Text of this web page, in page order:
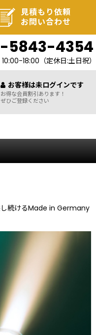
見積もり依頼
お問い合わせ
5843-4354
10:00-18:00 （定休日:土日祝）
お客様は未ログインです
お得な会員割引あります！
ぜひご登録ください
し続けるMade in Germany